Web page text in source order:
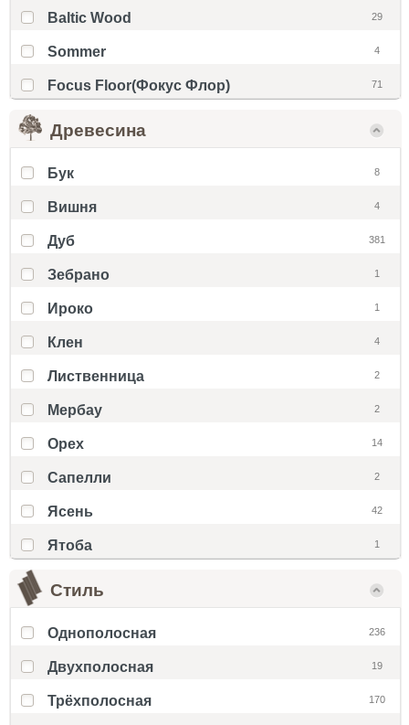
Baltic Wood 29
Sommer 4
Focus Floor(Фокус Флор) 71
Древесина
Бук 8
Вишня 4
Дуб 381
Зебрано 1
Ироко 1
Клен 4
Лиственница 2
Мербау 2
Орех 14
Сапелли 2
Ясень 42
Ятоба 1
Стиль
Однополосная 236
Двухполосная 19
Трёхполосная 170